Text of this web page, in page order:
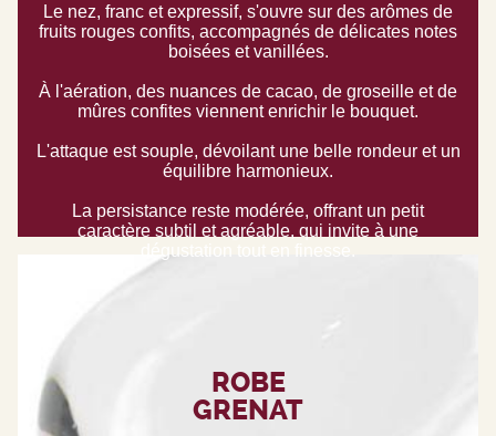
Le nez, franc et expressif, s'ouvre sur des arômes de
fruits rouges confits, accompagnés de délicates notes
boisées et vanillées.
À l'aération, des nuances de cacao, de groseille et de
mûres confites viennent enrichir le bouquet.
L'attaque est souple, dévoilant une belle rondeur et un
équilibre harmonieux.
La persistance reste modérée, offrant un petit
caractère subtil et agréable, qui invite à une
dégustation tout en finesse.
ROBE
GRENAT